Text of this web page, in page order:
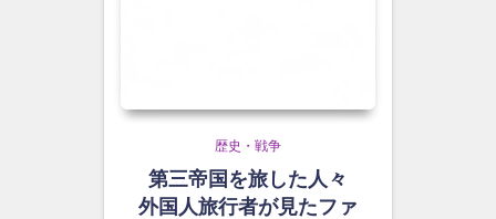
歴史・戦争
第三帝国を旅した人々
外国人旅行者が見たファ